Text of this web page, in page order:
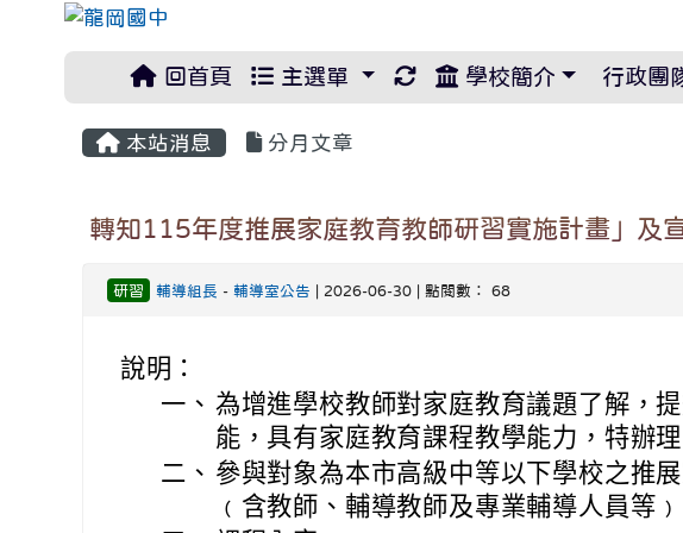
回首頁 主選單 重新取得佈景設定
學校簡介 行政團
本站消息 分月文章
轉知115年度推展家庭教育教師研習實施計畫」及
研習 輔導組長 -輔導室公告 | 2026-06-30 | 點閱數： 68
說明：
一、 為增進學校教師對家庭教育議題了解，
能，具有家庭教育課程教學能力，特辦理
二、 參與對象為本市高級中等以下學校之推
﹙含教師、輔導教師及專業輔導人員等﹚